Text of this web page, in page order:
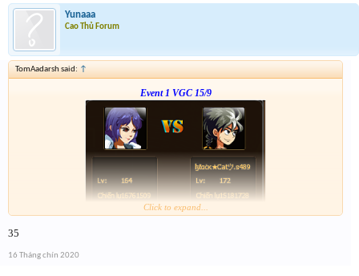
Yunaaa
Cao Thủ Forum
TomAadarsh said: ↑
Event 1 VGC 15/9
Click to expand...
35
16 Tháng chín 2020